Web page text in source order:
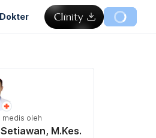
medis oleh
M.Kes.